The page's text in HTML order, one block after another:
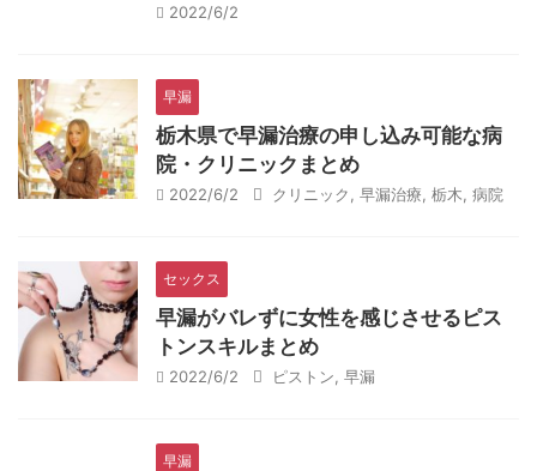
2022/6/2
早漏
栃木県で早漏治療の申し込み可能な病
院・クリニックまとめ
2022/6/2 クリニック 早漏治療 栃木 病院
セックス
早漏がバレずに女性を感じさせるピス
トンスキルまとめ
2022/6/2 ピストン 早漏
早漏